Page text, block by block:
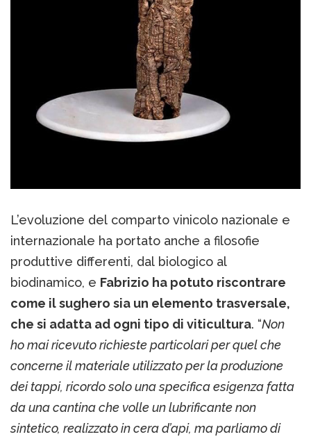
L’evoluzione del comparto vinicolo nazionale e
internazionale ha portato anche a filosofie
produttive differenti, dal biologico al
biodinamico, e Fabrizio ha potuto riscontrare
come il sughero sia un elemento trasversale,
che si adatta ad ogni tipo di viticultura. “Non
ho mai ricevuto richieste particolari per quel che
concerne il materiale utilizzato per la produzione
dei tappi, ricordo solo una specifica esigenza fatta
da una cantina che volle un lubrificante non
sintetico, realizzato in cera d’api, ma parliamo di